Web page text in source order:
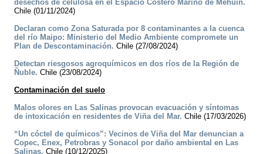
desechos de celulosa en el Espacio Costero Marino de Mehuin.
Chile (01/11/2024)
Declaran como Zona Saturada por 8 contaminantes a la cuenca
del río Maipo: Ministerio del Medio Ambiente compromete un
Plan de Descontaminación. Chile (27/08/2024)
Detectan riesgosos agroquímicos en dos ríos de la Región de
Ñuble. Chile (23/08/2024)
Contaminación del suelo
Malos olores en Las Salinas provocan evacuación y síntomas
de intoxicación en residentes de Viña del Mar. Chile (17/03/2026)
“Un cóctel de químicos”: Vecinos de Viña del Mar denuncian a
Copec, Enex, Petrobras y Sonacol por daño ambiental en Las
Salinas. Chile (10/12/2025)